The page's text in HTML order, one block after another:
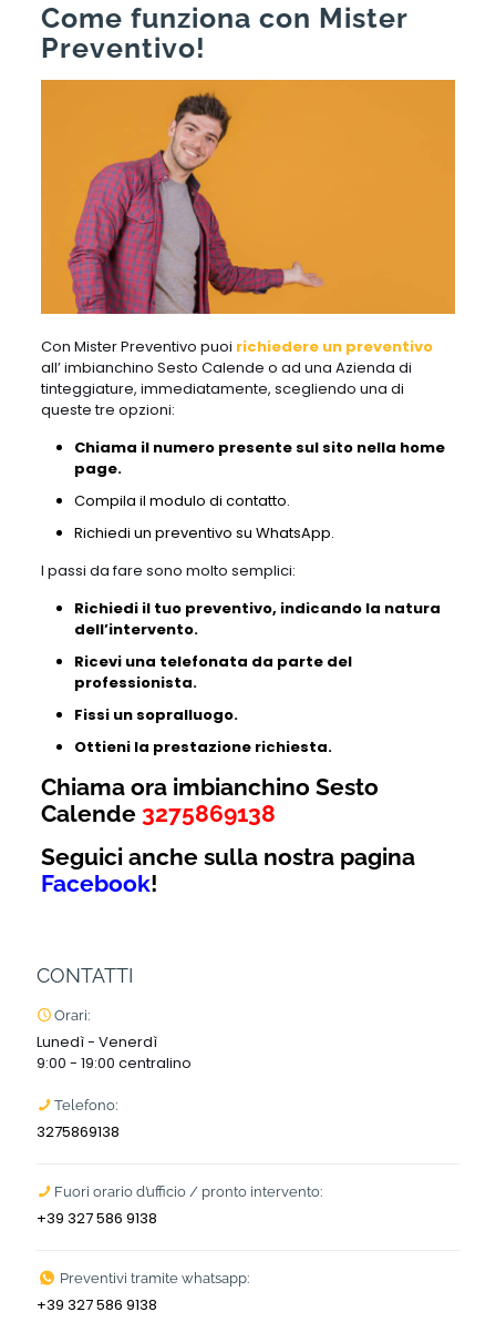
Come funziona con Mister
Preventivo!
Con Mister Preventivo puoi richiedere un preventivo
all’ imbianchino Sesto Calende o ad una Azienda di
tinteggiature, immediatamente, scegliendo una di
queste tre opzioni:
Chiama il numero presente sul sito nella home
page.
Compila il modulo di contatto.
Richiedi un preventivo su WhatsApp.
I passi da fare sono molto semplici:
Richiedi il tuo preventivo, indicando la natura
dell’intervento.
Ricevi una telefonata da parte del
professionista.
Fissi un sopralluogo.
Ottieni la prestazione richiesta.
Chiama ora imbianchino Sesto
Calende 3275869138
Seguici anche sulla nostra pagina
Facebook!
CONTATTI
Orari:
Lunedì - Venerdì
9:00 - 19:00 centralino
Telefono:
3275869138
Fuori orario d’ufficio / pronto intervento:
+39 327 586 9138
Preventivi tramite whatsapp:
+39 327 586 9138